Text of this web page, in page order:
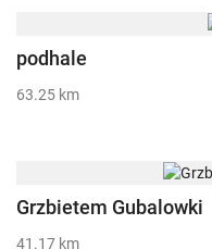
podhale
63.25 km
Grzbietem Gubalowki
41.17 km